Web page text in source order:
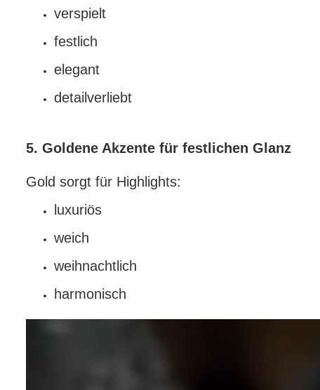
verspielt
festlich
elegant
detailverliebt
5. Goldene Akzente für festlichen Glanz
Gold sorgt für Highlights:
luxuriös
weich
weihnachtlich
harmonisch